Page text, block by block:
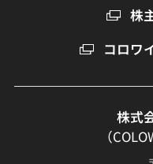
株
コロワ
株式
（